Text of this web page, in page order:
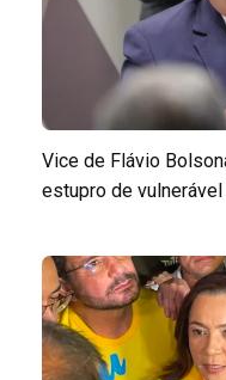
Vice de Flávio
estupro de vulnerável